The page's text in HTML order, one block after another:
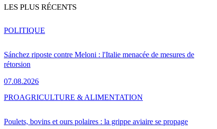
LES PLUS RÉCENTS
Sánchez riposte contre Meloni : l'Italie menacée de mesures de
rétorsion
07.08.2026
POLITIQUE
Poulets, bovins et ours polaires : la grippe aviaire se propage
PROAGRICULTURE & ALIMENTATION